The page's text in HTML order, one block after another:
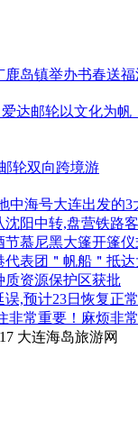
岛镇举办书春送福
爱达邮轮以文化为
轮双向跨境游
中海号大连出发的3
沈阳中转,盘营铁路
节慕尼黑大篷开篷
代表团＂帆船＂抵
质资源保护区获批
,预计23日恢复正常
非常重要！麻烦非常
大连海岛旅游网